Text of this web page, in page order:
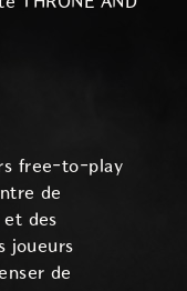
free-to-play
de
et des
joueurs
de